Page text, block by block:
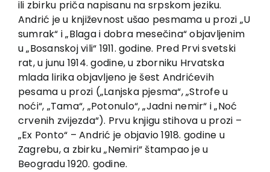
ili zbirku priča napisanu na srpskom jeziku.
Andrić je u književnost ušao pesmama u prozi „U
sumrak“ i „Blaga i dobra mesečina“ objavljenim
u „Bosanskoj vili“ 1911. godine. Pred Prvi svetski
rat, u junu 1914. godine, u zborniku Hrvatska
mlada lirika objavljeno je šest Andrićevih
pesama u prozi („Lanjska pjesma“, „Strofe u
noći“, „Tama“, „Potonulo“, „Jadni nemir“ i „Noć
crvenih zvijezda“). Prvu knjigu stihova u prozi –
„Ex Ponto“ – Andrić je objavio 1918. godine u
Zagrebu, a zbirku „Nemiri“ štampao je u
Beogradu 1920. godine.